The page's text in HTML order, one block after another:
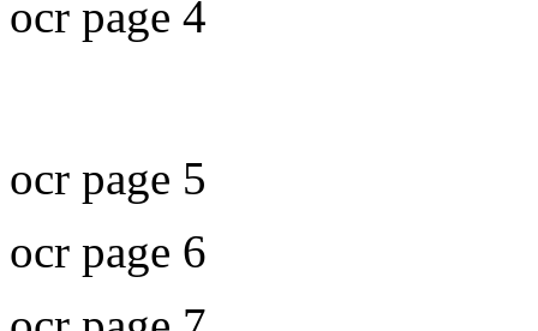
ocr page 4
ocr page 5
ocr page 6